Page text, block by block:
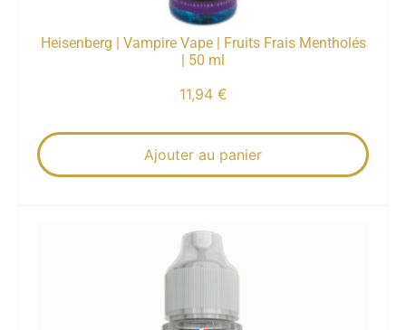
Heisenberg | Vampire Vape | Fruits Frais Mentholés
| 50 ml
11,94 €
Ajouter au panier